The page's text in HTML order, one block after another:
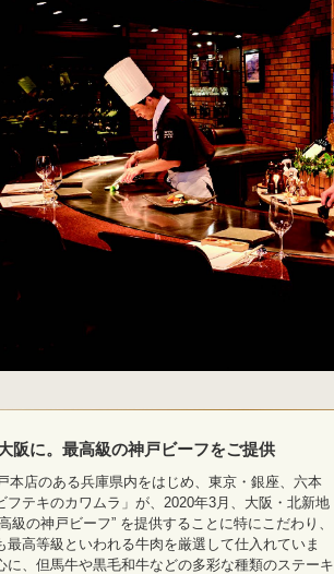
阪に。最高級の神戸ビーフをご提供
本店のある兵庫県内をはじめ、東京・銀座、六本
フテキのカワムラ」が、2020年3月、大阪・北新地
級の神戸ビーフ” を提供することに特にこだわり、
最高等級といわれる牛肉を厳選して仕入れていま
に、但馬牛や黒毛和牛などの多彩な種類のステーキ